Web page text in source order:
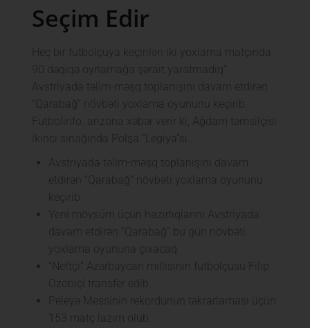
Seçim Edir
Heç bir futbolçuya keçirilən iki yoxlama matçında
90 dəqiqə oynamağa şərait yaratmadıq”.
Avstriyada təlim-məşq toplanışını davam etdirən
“Qarabağ” növbəti yoxlama oyununu keçirib.
Futbolinfo. arizona xəbər verir ki, Ağdam təmsilçisi
ikinci sınağında Polşa “Legiya”sı…
Avstriyada təlim-məşq toplanışını davam
etdirən “Qarabağ” növbəti yoxlama oyununu
keçirib.
Yeni mövsüm üçün hazırlıqlarını Avstriyada
davam etdirən “Qarabağ” bu gün növbəti
yoxlama oyununa çıxacaq.
“Neftçi” Azərbaycan millisinin futbolçusu Filip
Ozobiçi transfer edib.
Peleyə Messinin rekordunun təkrarlaması üçün
153 matç lazım olub.